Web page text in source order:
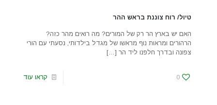
טיול/ רוח צוננת בראש ההר
האם יש בארץ הר רק של המורים? מה רואים מהר כזה?
הרהורים ומראות נוף מראשו של מגדל בילדותי, נסעתי עם הורי
צפונה ובדרך חלפנו ליד הר […]
0 קראו עוד